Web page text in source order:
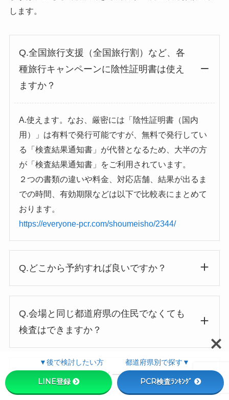
します。
Q.全国旅行支援（全国旅行割）など、各
種旅行キャンペーンに陰性証明書は使え
ますか？
A.使えます。なお、厳密には「陰性証明書（国内
用）」は有料で発行可能ですが、無料で発行してい
る「検査結果通知書」が代替となるため、大半の方
が「検査結果通知書」をご利用されています。
２つの書類の違いや料金、対応店舗、結果が出るま
での時間、有効期限などは以下で比較表にまとめて
おります。
https://everyone-pcr.com/shoumeisho/2344/
Q.どこから予約すれば良いですか？
Q.会場と同じ都道府県の住民でなくても
検査はできますか？
Q.予約したのに完了メールが届きません
▼後で検討したい方 都道府県別で探す▼
LINE登録 PCR検査ﾗﾝｷﾝｸﾞ